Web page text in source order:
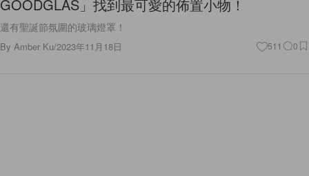
GOODGLAS」找到最可愛的佈置小物！
還有聖誕節氛圍的玻璃燈罩！
By Amber Ku/2023年11月18日 511 0